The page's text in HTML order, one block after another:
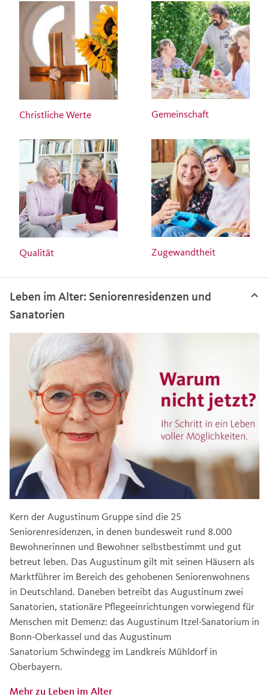
Christliche Werte Gemeinschaft
Qualität Zugewandtheit
Leben im Alter: Seniorenresidenzen und
Sanatorien
Kern der Augustinum Gruppe sind die 25
Seniorenresidenzen, in denen bundesweit rund 8.000
Bewohnerinnen und Bewohner selbstbestimmt und gut
betreut leben. Das Augustinum gilt mit seinen Häusern als
Marktführer im Bereich des gehobenen Seniorenwohnens
in Deutschland. Daneben betreibt das Augustinum zwei
Sanatorien, stationäre Pflegeeinrichtungen vorwiegend für
Menschen mit Demenz: das Augustinum Itzel-Sanatorium in
Bonn-Oberkassel und das Augustinum
Sanatorium Schwindegg im Landkreis Mühldorf in
Oberbayern.
Mehr zu Leben im Alter